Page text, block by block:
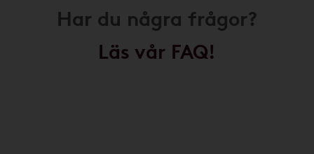
Har du några frågor?
Läs vår FAQ!